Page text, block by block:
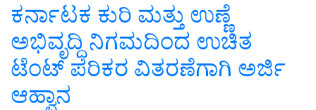
ಕರ್ನಾಟಕ ಕುರಿ ಮತ್ತು ಉಣ್ಣೆ
ಅಭಿವೃದ್ಧಿ ನಿಗಮದಿಂದ ಉಚಿತ
ಟೆಂಟ್ ಪರಿಕರ ವಿತರಣೆಗಾಗಿ ಅರ್ಜಿ
ಆಹ್ವಾನ